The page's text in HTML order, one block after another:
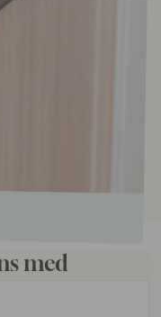
med